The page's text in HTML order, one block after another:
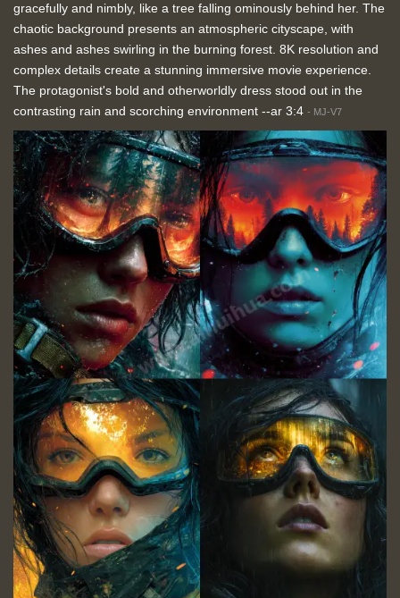
gracefully and nimbly, like a tree falling ominously behind her. The
chaotic background presents an atmospheric cityscape, with
ashes and ashes swirling in the burning forest. 8K resolution and
complex details create a stunning immersive movie experience.
The protagonist's bold and otherworldly dress stood out in the
contrasting rain and scorching environment --ar 3:4 - MJ-V7